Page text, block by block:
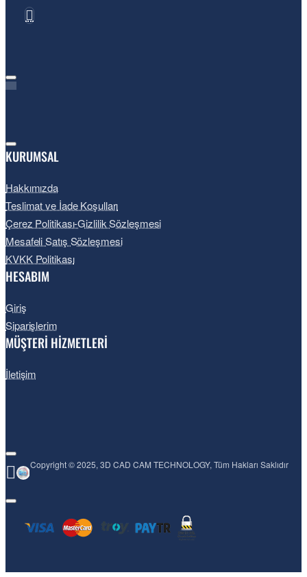
daha kolay hale getirir. Sezgisel arayüzü ve akıcı iş akışı
sorunsuz ve verimli bir kullanıcı deneyimi sağlar.
KURUMSAL
Hakkımızda
Teslimat ve İade Koşulları
Çerez Politikası-Gizlilik Sözleşmesi
Mesafeli Satış Sözleşmesi
KVKK Politikası
HESABIM
Giriş
Siparişlerim
MÜŞTERİ HİZMETLERİ
İletişim
Copyright © 2025, 3D CAD CAM TECHNOLOGY, Tüm Hakları Saklıdır